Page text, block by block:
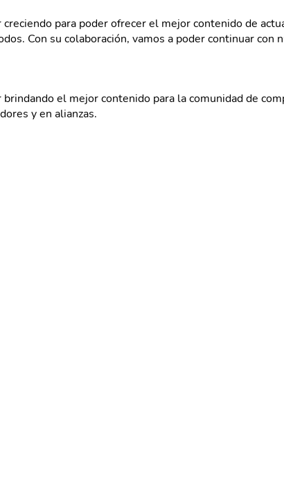
para poder ofrecer el mejor contenido de
Con su colaboración, vamos a poder continuar con
el mejor contenido para la comunidad de
y en alianzas.